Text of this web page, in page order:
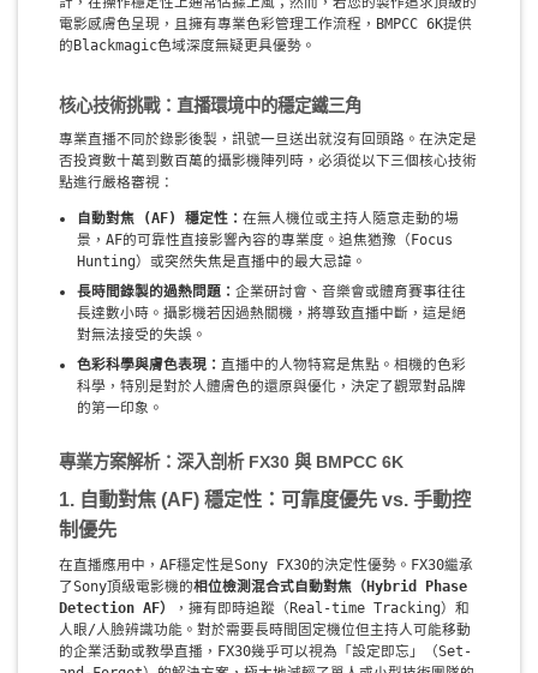
電影感膚色呈現，且擁有專業色彩管理工作流程，BMPCC 6K提供
的Blackmagic色域深度無疑更具優勢。
核心技術挑戰：直播環境中的穩定鐵三角
專業直播不同於錄影後製，訊號一旦送出就沒有回頭路。在決定是
否投資數十萬到數百萬的攝影機陣列時，必須從以下三個核心技術
點進行嚴格審視：
自動對焦 (AF) 穩定性：在無人機位或主持人隨意走動的場
景，AF的可靠性直接影響內容的專業度。追焦猶豫（Focus
Hunting）或突然失焦是直播中的最大忌諱。
長時間錄製的過熱問題：企業研討會、音樂會或體育賽事往往
長達數小時。攝影機若因過熱關機，將導致直播中斷，這是絕
對無法接受的失誤。
色彩科學與膚色表現： 直播中的人物特寫是焦點。相機的色彩
科學，特別是對於人體膚色的還原與優化，決定了觀眾對品牌
的第一印象。
專業方案解析：深入剖析 FX30 與 BMPCC 6K
1. 自動對焦 (AF) 穩定性：可靠度優先 vs. 手動控
制優先
在直播應用中，AF穩定性是Sony FX30的決定性優勢。FX30繼承
了Sony頂級電影機的相位檢測混合式自動對焦（Hybrid Phase
Detection AF）
，擁有即時追蹤（Real-time Tracking）和
人眼/人臉辨識功能。對於需要長時間固定機位但主持人可能移動
的企業活動或教學直播，FX30幾乎可以視為「設定即忘」（Set-